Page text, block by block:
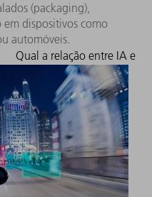
(packaging),
em dispositivos como
automóveis.
Qual a relação entre IA e